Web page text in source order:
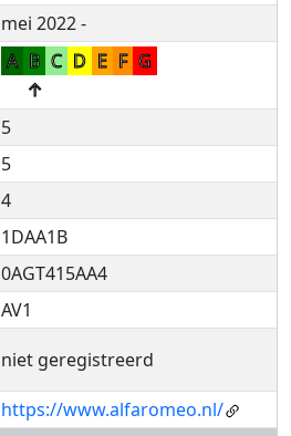
mei 2022 -
A B C D E F G
↑
5
5
4
1DAA1B
0AGT415AA4
AV1
niet geregistreerd
https://www.alfaromeo.nl/